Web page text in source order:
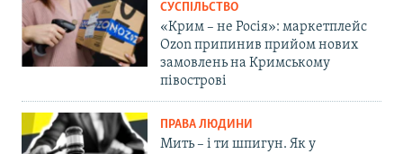
СУСПІЛЬСТВО
«Крим – не Росія»: маркетплейс
Ozon припинив прийом нових
замовлень на Кримському
півострові
ПРАВА ЛЮДИНИ
Мить – і ти шпигун. Як у